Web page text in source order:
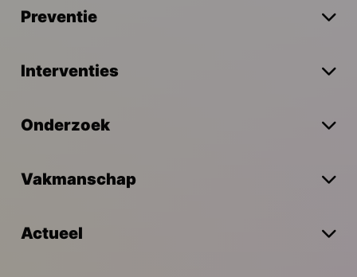
Preventie
Interventies
Onderzoek
Vakmanschap
Actueel